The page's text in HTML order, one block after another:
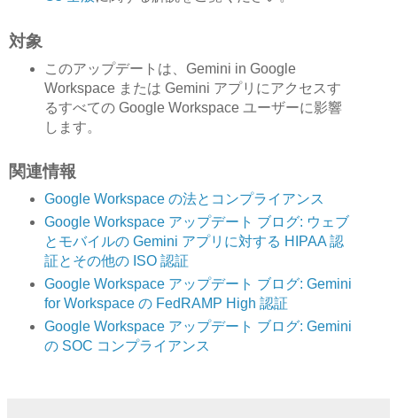
対象
このアップデートは、Gemini in Google
Workspace または Gemini アプリにアクセスす
るすべての Google Workspace ユーザーに影響
します。
関連情報
Google Workspace の法とコンプライアンス
Google Workspace アップデート ブログ: ウェブ
とモバイルの Gemini アプリに対する HIPAA 認
証とその他の ISO 認証
Google Workspace アップデート ブログ: Gemini
for Workspace の FedRAMP High 認証
Google Workspace アップデート ブログ: Gemini
の SOC コンプライアンス